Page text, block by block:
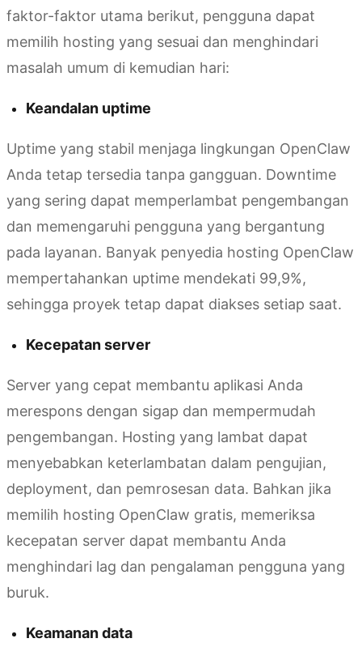
faktor-faktor utama berikut, pengguna dapat
memilih hosting yang sesuai dan menghindari
masalah umum di kemudian hari:
Keandalan uptime
Uptime yang stabil menjaga lingkungan OpenClaw
Anda tetap tersedia tanpa gangguan. Downtime
yang sering dapat memperlambat pengembangan
dan memengaruhi pengguna yang bergantung
pada layanan. Banyak penyedia hosting OpenClaw
mempertahankan uptime mendekati 99,9%,
sehingga proyek tetap dapat diakses setiap saat.
Kecepatan server
Server yang cepat membantu aplikasi Anda
merespons dengan sigap dan mempermudah
pengembangan. Hosting yang lambat dapat
menyebabkan keterlambatan dalam pengujian,
deployment, dan pemrosesan data. Bahkan jika
memilih hosting OpenClaw gratis, memeriksa
kecepatan server dapat membantu Anda
menghindari lag dan pengalaman pengguna yang
buruk.
Keamanan data